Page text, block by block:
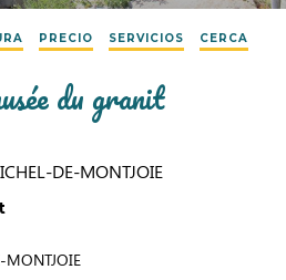
PRECIO SERVICIOS CERCA
du granit
DE-MONTJOIE
MONTJOIE